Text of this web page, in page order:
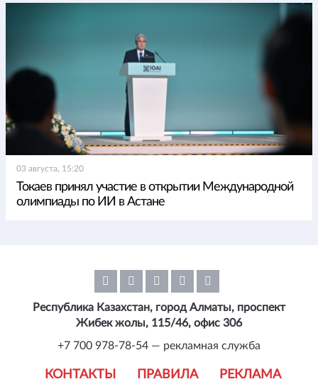
03 августа, 15:20
Токаев принял участие в открытии Международной
олимпиады по ИИ в Астане
КОНТАКТЫ ПРАВИЛА РЕКЛАМА
Республика Казахстан, город Алматы, проспект
Жибек жолы, 115/46, офис 306
+7 700 978-78-54 — рекламная служба